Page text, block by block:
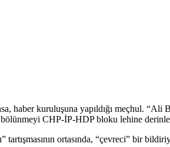
haber kuruluşuna yapıldığı meçhul.
CHP-İP-HDP bloku lehine
ortasında, “çevreci” bir